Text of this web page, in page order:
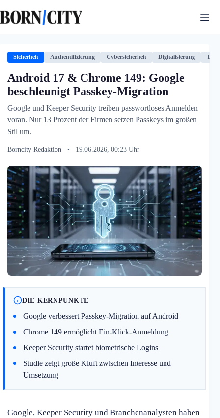
Inhalt
springen
Sicherheit Authentifizierung Cybersicherheit Digitalisierung
Android 17 & Chrome 149: Google
beschleunigt Passkey-Migration
Google und Keeper Security treiben passwortloses Anmelden
voran. Nur 13 Prozent der Firmen setzen Passkeys im großen
Stil um.
Borncity Redaktion • 19.06.2026, 00:23 Uhr
DIE KERNPUNKTE
Google verbessert Passkey-Migration auf Android
Chrome 149 ermöglicht Ein-Klick-Anmeldung
Keeper Security startet biometrische Logins
Studie zeigt große Kluft zwischen Interesse und
Umsetzung
Google, Keeper Security und Branchenanalysten haben